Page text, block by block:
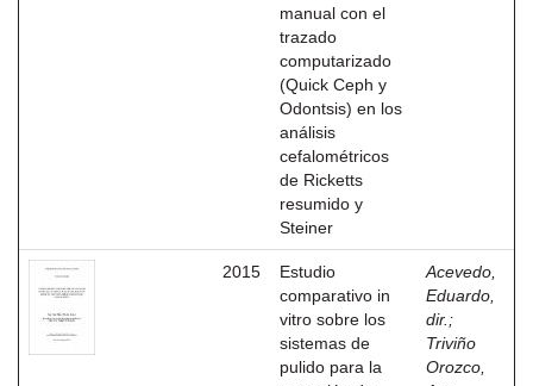
manual con el
trazado
computarizado
(Quick Ceph y
Odontsis) en los
análisis
cefalométricos
de Ricketts
resumido y
Steiner
2015
Estudio
comparativo in
vitro sobre los
sistemas de
pulido para la
Acevedo,
Eduardo,
dir. ;
Triviño
Orozco,